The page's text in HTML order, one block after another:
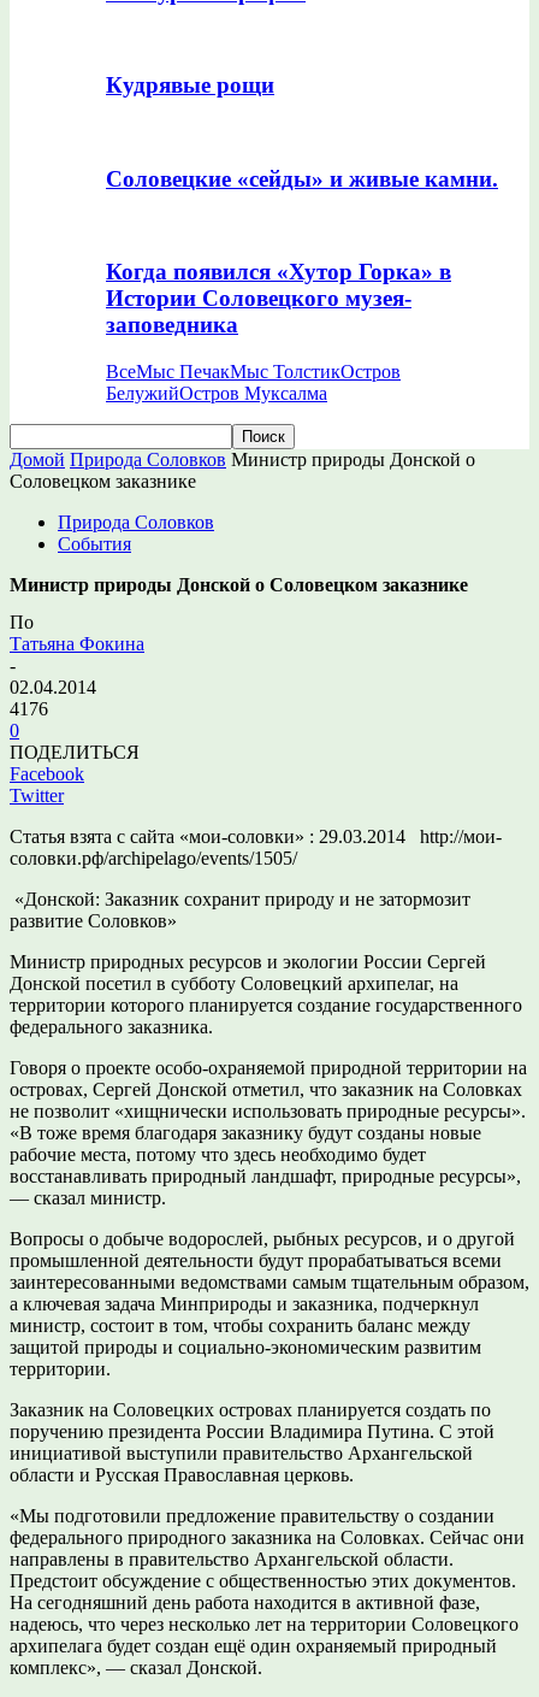
Кудрявые рощи
Соловецкие «сейды» и живые камни.
Когда появился «Хутор Горка» в
Истории Соловецкого музея-
заповедника
ВсеМыс ПечакМыс ТолстикОстров
БелужийОстров Муксалма
Домой Природа Соловков Министр природы Донской о
Соловецком заказнике
Природа Соловков
События
Министр природы Донской о Соловецком заказнике
По
Татьяна Фокина
-
02.04.2014
4176
0
ПОДЕЛИТЬСЯ
Facebook
Twitter
Статья взята с сайта «мои-соловки» : 29.03.2014
http://мои-
соловки.рф/archipelago/events/1505/
«Донской: Заказник сохранит природу и не затормозит
развитие Соловков»
Министр природных ресурсов и экологии России Сергей
Донской посетил в субботу Соловецкий архипелаг, на
территории которого планируется создание государственного
федерального заказника.
Говоря о проекте особо-охраняемой природной территории на
островах, Сергей Донской отметил, что заказник на Соловках
не позволит «хищнически использовать природные ресурсы».
«В тоже время благодаря заказнику будут созданы новые
рабочие места, потому что здесь необходимо будет
восстанавливать природный ландшафт, природные ресурсы»,
— сказал министр.
Вопросы о добыче водорослей, рыбных ресурсов, и о другой
промышленной деятельности будут прорабатываться всеми
заинтересованными ведомствами самым тщательным образом,
а ключевая задача Минприроды и заказника, подчеркнул
министр, состоит в том, чтобы сохранить баланс между
защитой природы и социально-экономическим развитим
территории.
Заказник на Соловецких островах планируется создать по
поручению президента России Владимира Путина. С этой
инициативой выступили правительство Архангельской
области и Русская Православная церковь.
«Мы подготовили предложение правительству о создании
федерального природного заказника на Соловках. Сейчас они
направлены в правительство Архангельской области.
Предстоит обсуждение с общественностью этих документов.
На сегодняшний день работа находится в активной фазе,
надеюсь, что через несколько лет на территории Соловецкого
архипелага будет создан ещё один охраняемый природный
комплекс», — сказал Донской.